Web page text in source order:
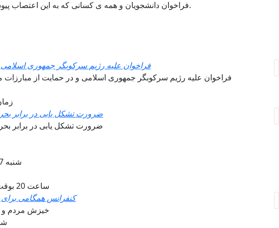
فراخوان دانشجویان و همه ی کسانی که به این اعتصاب پیوستند، صدای مردم ایران خواهیم شد.
فراخوان علیه رژیم سرکوبگر جمهوری
فراخوان علیه رژیم سرکوبگر جمهوری اسلامی و در حمایت از مبارزات
زمان شنبه
ضرورت تشکل یابی در برابر
ضرورت تشکل یابی در برابر
شنبه 7 فوریه 2026 برابر با 18 بهمن 1404
ساعت 20 بوقت اروپای مرکزی 22،30 بوقت ایران
کنفرانس همگامی
خيزش مردم و
شنبه ۱۱